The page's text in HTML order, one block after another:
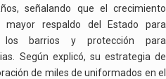
señalando que el crecimiento
respaldo del Estado para
los barrios y protección para
Según explicó, su estrategia de
de miles de uniformados en el